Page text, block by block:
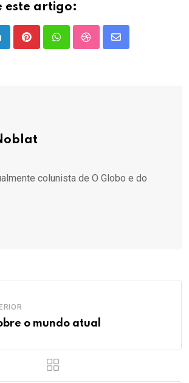
este artigo:
PinterestWhatsappStumbleUpon
Share
colunista de O Globo e do
o mundo atual